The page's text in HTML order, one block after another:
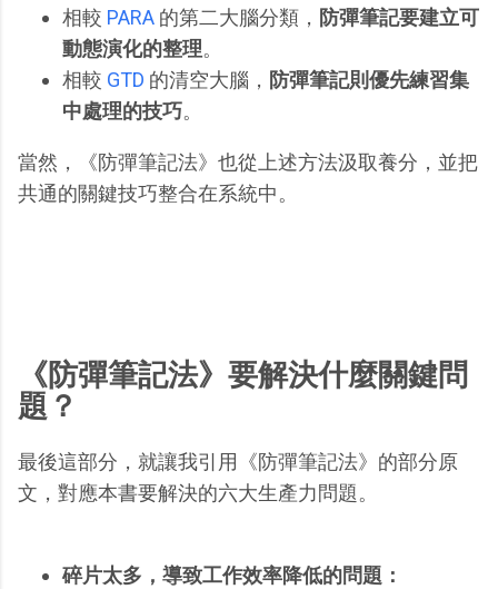
相較 PARA 的第二大腦分類， 防彈筆記要建立可
動態演化的整理。
相較 GTD 的清空大腦， 防彈筆記則優先練習集
中處理的技巧。
當然，《防彈筆記法》也從上述方法汲取養分，並把
共通的關鍵技巧整合在系統中。
《防彈筆記法》要解決什麼關鍵問
題？
最後這部分，就讓我引用《防彈筆記法》的部分原
文，對應本書要解決的六大生產力問題。
碎片太多，導致工作效率降低的問題：